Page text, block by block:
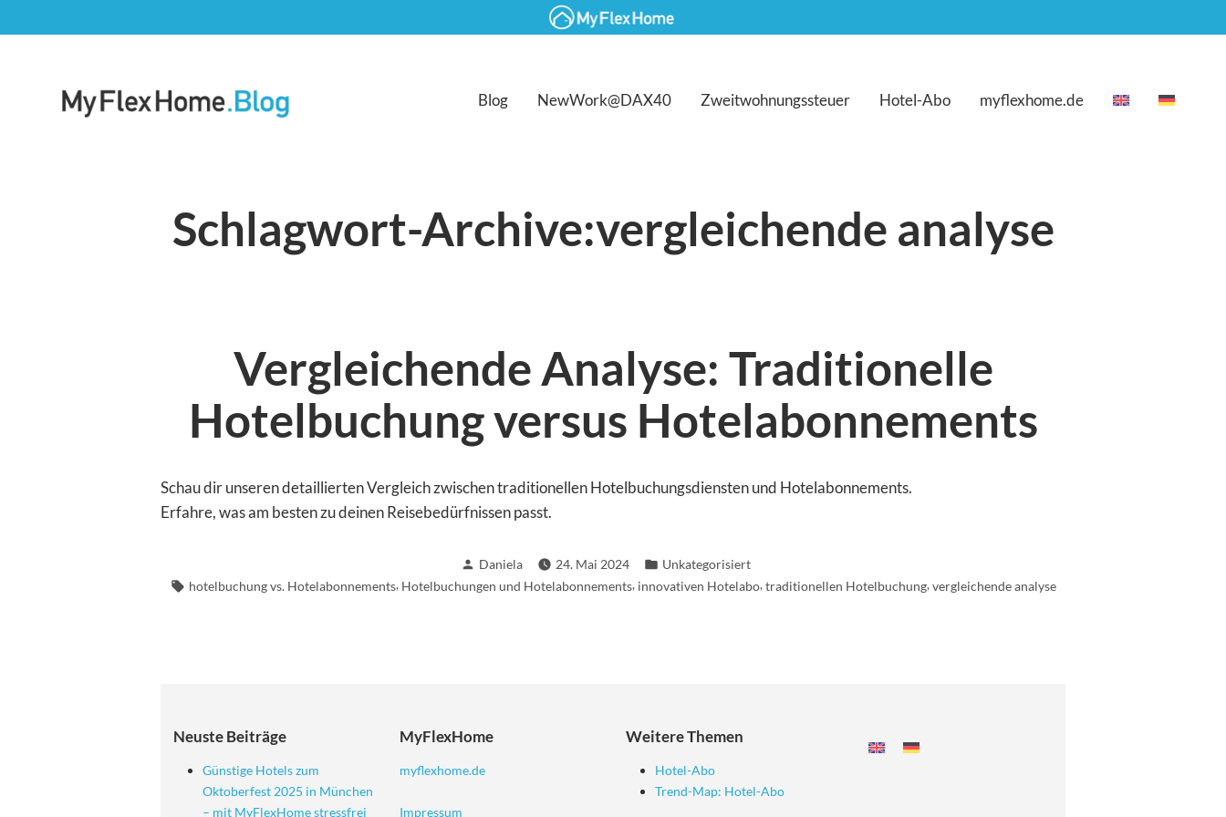
Zum
Blog NewWork@DAX40 Zweitwohnungssteuer Hotel-Abo myflexhome.de
Schlagwort-Archive:vergleichende analyse
Vergleichende Analyse: Traditionelle
Hotelbuchung versus Hotelabonnements
Schau dir unseren detaillierten Vergleich zwischen traditionellen Hotelbuchungsdiensten und Hotelabonnements.
Erfahre, was am besten zu deinen Reisebedürfnissen passt.
Verfasst
von
Daniela 24. Mai 2024
Veröffentlicht
in
Unkategorisiert
Schlagwörter:
hotelbuchung vs. Hotelabonnements, Hotelbuchungen und Hotelabonnements, innovativen Hotelabo,traditionellen Hotelbuchung,vergleichende analyse
Neuste Beiträge
Günstige Hotels zum
Oktoberfest 2025 in München
– mit MyFlexHome stressfrei
MyFlexHome
myflexhome.de
Impressum
Weitere Themen
Hotel-Abo
Trend-Map: Hotel-Abo